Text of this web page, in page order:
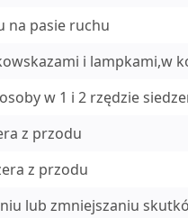
na pasie ruchu
i lampkami,w
w 1 i 2 rzędzie
z przodu
z przodu
lub zmniejszaniu